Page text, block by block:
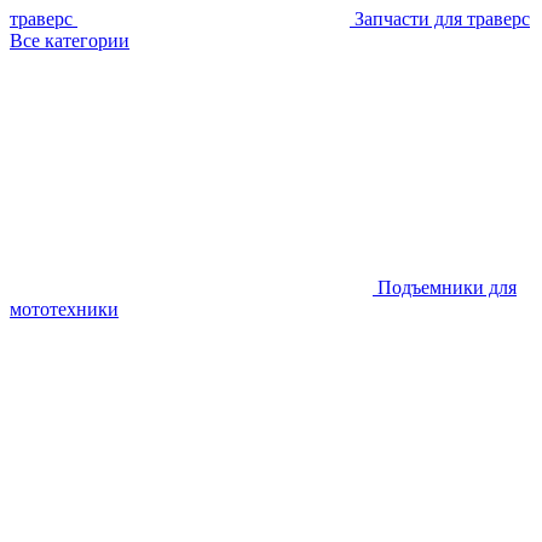
траверс
Запчасти для траверс
Все категории
Подъемники для
мототехники